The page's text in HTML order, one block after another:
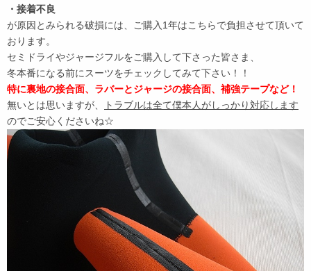
・接着不良
が原因とみられる破損には、ご購入1年はこちらで負担させて頂いて
おります。
セミドライやジャージフルをご購入して下さった皆さま、
冬本番になる前にスーツをチェックしてみて下さい！！
特に裏地の接合面、ラバーとジャージの接合面、補強テープなど！
無いとは思いますが、
トラブルは全て僕本人がしっかり対応します
のでご安心くださいね☆